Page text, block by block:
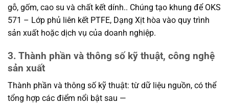
gỗ, gốm, cao su và chất kết dính.. Chúng tạo khung để OKS
571 – Lớp phủ liên kết PTFE, Dạng Xịt hòa vào quy trình
sản xuất hoặc dịch vụ của doanh nghiệp.
3. Thành phần và thông số kỹ thuật, công nghệ
sản xuất
Thành phần và thông số kỹ thuật: từ dữ liệu nguồn, có thể
tổng hợp các điểm nổi bật sau —